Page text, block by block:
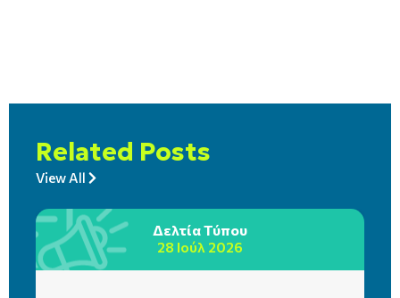
Related Posts
View All
Δελτία Τύπου
28 Ιούλ 2026